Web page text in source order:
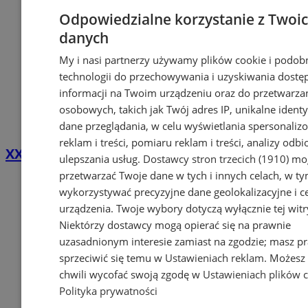
XXXVI Dni Pyskowic. Poznaj program!
Odpowiedzialne korzystanie z
danych
My i nasi partnerzy używamy plików cookie i
technologii do przechowywania i uzyskiwania
informacji na Twoim urządzeniu oraz do
osobowych, takich jak Twój adres IP, unikalne
dane przeglądania, w celu wyświetlania
reklam i treści, pomiaru reklam i treści, analizy
ulepszania usług. Dostawcy stron trzecich (1910)
przetwarzać Twoje dane w tych i innych celach, w
wykorzystywać precyzyjne dane geolokalizacyjne i
urządzenia. Twoje wybory dotyczą wyłącznie tej
Niektórzy dostawcy mogą opierać się na prawnie
uzasadnionym interesie zamiast na zgodzie; masz
sprzeciwić się temu w Ustawieniach reklam.
chwili wycofać swoją zgodę w Ustawieniach plików
Polityka prywatności